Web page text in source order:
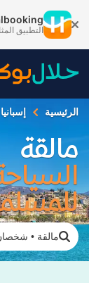
التطبيق
الرئيسية إسبانيا
مالقة
مالقة • شخصان